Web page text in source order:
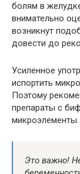
болям в
внимательно
возникнут
довести до
Усиленное
испортить
Поэтому
препараты с
микроэлементы.
Это важно!